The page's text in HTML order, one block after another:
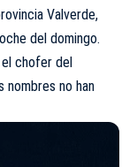
Valverde,
del domingo.
chofer del
nombres no han